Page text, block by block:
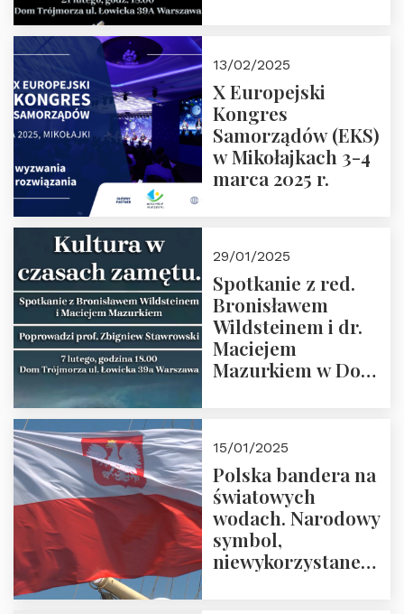
Zapraszamy
13/02/2025
X Europejski
Kongres
Samorządów (EKS)
w Mikołajkach 3-4
marca 2025 r.
29/01/2025
Spotkanie z red.
Bronisławem
Wildsteinem i dr.
Maciejem
Mazurkiem w Domu
Prowadzi prof.
Zbigniew
Stawrowski
15/01/2025
Polska bandera na
światowych
wodach. Narodowy
symbol,
niewykorzystane